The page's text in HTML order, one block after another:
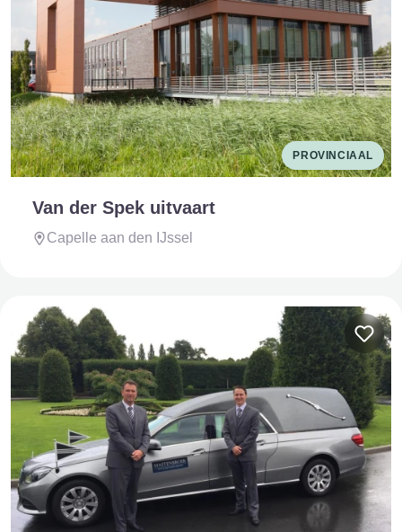
PROVINCIAAL
Van der Spek uitvaart
Capelle aan den IJssel